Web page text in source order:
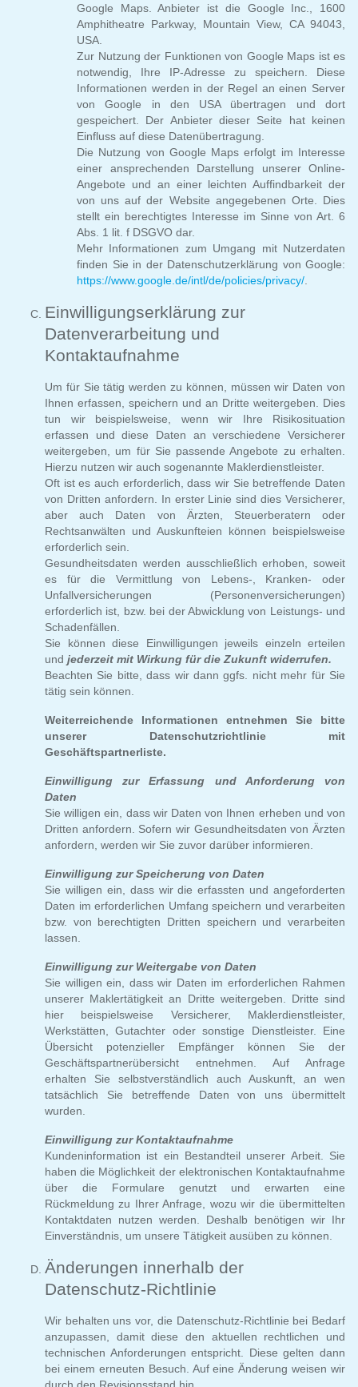
Google Maps. Anbieter ist die Google Inc., 1600
Amphitheatre Parkway, Mountain View, CA 94043,
USA.
Zur Nutzung der Funktionen von Google Maps ist es
notwendig, Ihre IP-Adresse zu speichern. Diese
Informationen werden in der Regel an einen Server
von Google in den USA übertragen und dort
gespeichert. Der Anbieter dieser Seite hat keinen
Einfluss auf diese Datenübertragung.
Die Nutzung von Google Maps erfolgt im Interesse
einer ansprechenden Darstellung unserer Online-
Angebote und an einer leichten Auffindbarkeit der
von uns auf der Website angegebenen Orte. Dies
stellt ein berechtigtes Interesse im Sinne von Art. 6
Abs. 1 lit. f DSGVO dar.
Mehr Informationen zum Umgang mit Nutzerdaten
finden Sie in der Datenschutzerklärung von Google:
https://www.google.de/intl/de/policies/privacy/
Einwilligungserklärung zur
Datenverarbeitung und
Kontaktaufnahme
Um für Sie tätig werden zu können, müssen wir Daten von
Ihnen erfassen, speichern und an Dritte weitergeben. Dies
tun wir beispielsweise, wenn wir Ihre Risikosituation
erfassen und diese Daten an verschiedene Versicherer
weitergeben, um für Sie passende Angebote zu erhalten.
Hierzu nutzen wir auch sogenannte Maklerdienstleister.
Oft ist es auch erforderlich, dass wir Sie betreffende Daten
von Dritten anfordern. In erster Linie sind dies Versicherer,
aber auch Daten von Ärzten, Steuerberatern oder
Rechtsanwälten und Auskunfteien können beispielsweise
erforderlich sein.
Gesundheitsdaten werden ausschließlich erhoben, soweit
es für die Vermittlung von Lebens-, Kranken- oder
Unfallversicherungen (Personenversicherungen)
erforderlich ist, bzw. bei der Abwicklung von Leistungs- und
Schadenfällen.
Sie können diese Einwilligungen jeweils einzeln erteilen
und jederzeit mit Wirkung für die Zukunft widerrufen.
Beachten Sie bitte, dass wir dann ggfs. nicht mehr für Sie
tätig sein können.
Weiterreichende Informationen entnehmen Sie bitte
unserer Datenschutzrichtlinie mit
Geschäftspartnerliste.
Einwilligung zur Erfassung und Anforderung von
Daten
Sie willigen ein, dass wir Daten von Ihnen erheben und von
Dritten anfordern. Sofern wir Gesundheitsdaten von Ärzten
anfordern, werden wir Sie zuvor darüber informieren.
Einwilligung zur Speicherung von Daten
Sie willigen ein, dass wir die erfassten und angeforderten
Daten im erforderlichen Umfang speichern und verarbeiten
bzw. von berechtigten Dritten speichern und verarbeiten
lassen.
Einwilligung zur Weitergabe von Daten
Sie willigen ein, dass wir Daten im erforderlichen Rahmen
unserer Maklertätigkeit an Dritte weitergeben. Dritte sind
hier beispielsweise Versicherer, Maklerdienstleister,
Werkstätten, Gutachter oder sonstige Dienstleister. Eine
Übersicht potenzieller Empfänger können Sie der
Geschäftspartnerübersicht entnehmen. Auf Anfrage
erhalten Sie selbstverständlich auch Auskunft, an wen
tatsächlich Sie betreffende Daten von uns übermittelt
wurden.
Einwilligung zur Kontaktaufnahme
Kundeninformation ist ein Bestandteil unserer Arbeit. Sie
haben die Möglichkeit der elektronischen Kontaktaufnahme
über die Formulare genutzt und erwarten eine
Rückmeldung zu Ihrer Anfrage, wozu wir die übermittelten
Kontaktdaten nutzen werden. Deshalb benötigen wir Ihr
Einverständnis, um unsere Tätigkeit ausüben zu können.
Änderungen innerhalb der
Datenschutz-Richtlinie
Wir behalten uns vor, die Datenschutz-Richtlinie bei Bedarf
anzupassen, damit diese den aktuellen rechtlichen und
technischen Anforderungen entspricht. Diese gelten dann
bei einem erneuten Besuch. Auf eine Änderung weisen wir